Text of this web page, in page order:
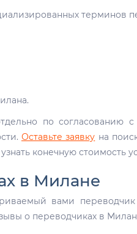
терминов
по согласованию
Оставьте заявку на
конечную стоимость
в Милане
вами
о переводчиках в